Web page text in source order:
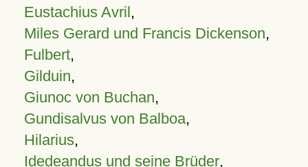
Eustachius Avril,
Miles Gerard und Francis Dickenson,
Fulbert,
Gilduin,
Giunoc von Buchan,
Gundisalvus von Balboa,
Hilarius,
Idedeandus und seine Brüder,